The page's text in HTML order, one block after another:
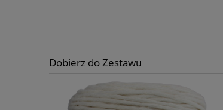
Dobierz do Zestawu